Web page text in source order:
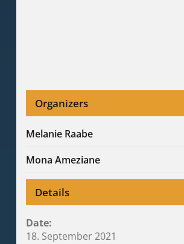
Organizers
Melanie Raabe
Mona Ameziane
Details
Date:
18. September 2021